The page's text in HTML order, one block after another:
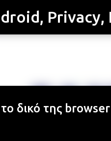
Privacy,
δικό της